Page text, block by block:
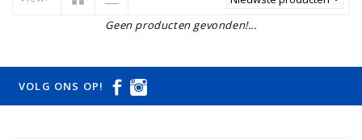
Geen producten gevonden!...
VOLG ONS OP!